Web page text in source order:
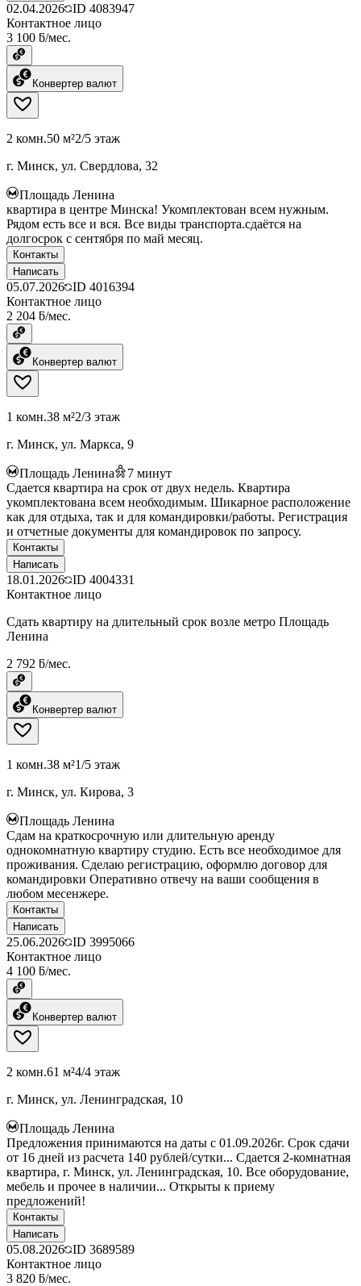
02.04.2026 ID 4083947
Контактное лицо
3 100 ƃ/мес.
Конвертер валют
2 комн.50 м²2/5 этаж
г. Минск, ул. Свердлова, 32
Площадь Ленина
квартира в центре Минска! Укомплектован всем нужным.
Рядом есть все и вся. Все виды транспорта.сдаётся на
долгосрок с сентября по май месяц.
Контакты
Написать
05.07.2026 ID 4016394
Контактное лицо
2 204 ƃ/мес.
Конвертер валют
1 комн.38 м²2/3 этаж
г. Минск, ул. Маркса, 9
Площадь Ленина 7 минут
Сдается квартира на срок от двух недель. Квартира
укомплектована всем необходимым. Шикарное расположение
как для отдыха, так и для командировки/работы. Регистрация
и отчетные документы для командировок по запросу.
Контакты
Написать
18.01.2026 ID 4004331
Контактное лицо
Сдать квартиру на длительный срок возле метро Площадь
Ленина
2 792 ƃ/мес.
Конвертер валют
1 комн.38 м²1/5 этаж
г. Минск, ул. Кирова, 3
Площадь Ленина
Сдам на краткосрочную или длительную аренду
однокомнатную квартиру студию. Есть все необходимое для
проживания. Сделаю регистрацию, оформлю договор для
командировки Оперативно отвечу на ваши сообщения в
любом месенжере.
Контакты
Написать
25.06.2026 ID 3995066
Контактное лицо
4 100 ƃ/мес.
Конвертер валют
2 комн.61 м²4/4 этаж
г. Минск, ул. Ленинградская, 10
Площадь Ленина
Предложения принимаются на даты с 01.09.2026г. Срок сдачи
от 16 дней из расчета 140 рублей/сутки... Сдается 2-комнатная
квартира, г. Минск, ул. Ленинградская, 10. Все оборудование,
мебель и прочее в наличии... Открыты к приему
предложений!
Контакты
Написать
05.08.2026 ID 3689589
Контактное лицо
3 820 ƃ/мес.